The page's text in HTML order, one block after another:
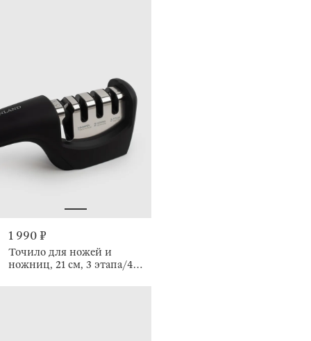
1 990 ₽
Точило для ножей и
ножниц, 21 см, 3 этапа/4